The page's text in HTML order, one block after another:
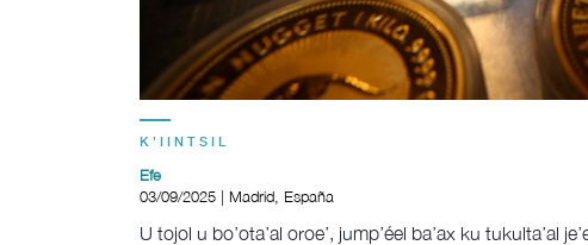
K'IINTSIL
Efe
03/09/2025 | Madrid, España
U tojol u bo’ota’al oroe’, jump’éel ba’ax ku tukulta’al